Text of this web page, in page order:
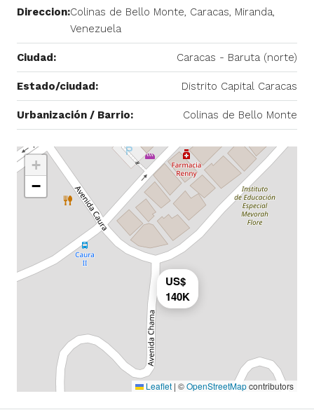
Direccion:Colinas de Bello Monte, Caracas, Miranda,
Venezuela
Ciudad: Caracas - Baruta (norte)
Estado/ciudad: Distrito Capital Caracas
Urbanización / Barrio: Colinas de Bello Monte
US$
140K
+
−
Leaflet | ©OpenStreetMapcontributors